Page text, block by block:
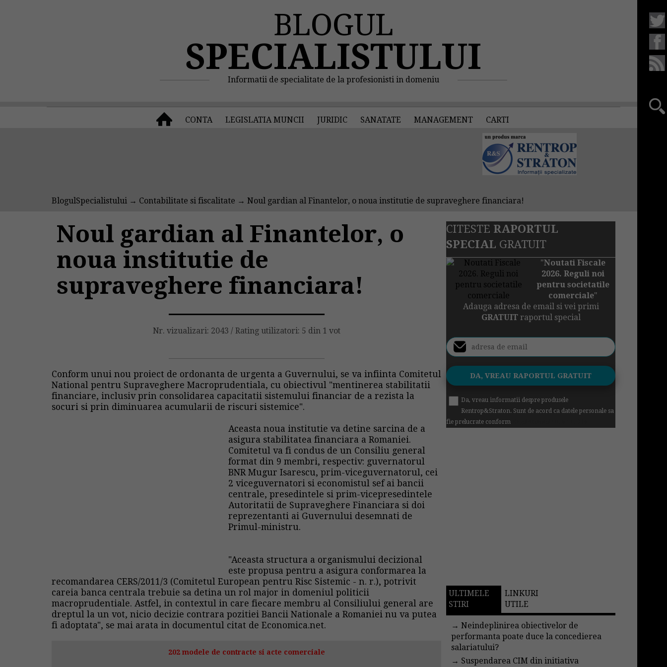
BLOGUL
SPECIALISTULUI
Informatii de specialitate de la profesionisti in domeniu
CONTA LEGISLATIA MUNCII JURIDIC SANATATE MANAGEMENT CARTI
BlogulSpecialistului → Contabilitate si fiscalitate → Noul gardian al Finantelor, o noua institutie de supraveghere financiara!
Noul gardian al Finantelor, o
noua institutie de
supraveghere financiara!
Nr. vizualizari: 2043 / Rating utilizatori: 5 din 1 vot
Conform unui nou proiect de ordonanta de urgenta a Guvernului, se va infiinta Comitetul
National pentru Supraveghere Macroprudentiala, cu obiectivul "mentinerea stabilitatii
financiare, inclusiv prin consolidarea capacitatii sistemului financiar de a rezista la
socuri si prin diminuarea acumularii de riscuri sistemice".
Aceasta noua institutie va detine sarcina de a
asigura stabilitatea financiara a Romaniei.
Comitetul va fi condus de un Consiliu general
format din 9 membri, respectiv: guvernatorul
BNR Mugur Isarescu, prim-viceguvernatorul, cei
2 viceguvernatori si economistul sef ai bancii
centrale, presedintele si prim-vicepresedintele
Autoritatii de Supraveghere Financiara si doi
reprezentanti ai Guvernului desemnati de
Primul-ministru.
"Aceasta structura a organismului decizional
este propusa pentru a asigura conformarea la
recomandarea CERS/2011/3 (Comitetul European pentru Risc Sistemic - n. r.), potrivit
careia banca centrala trebuie sa detina un rol major in domeniul politicii
macroprudentiale. Astfel, in contextul in care fiecare membru al Consiliului general are
dreptul la un vot, nicio decizie contrara pozitiei Bancii Nationale a Romaniei nu va putea
fi adoptata", se mai arata in documentul citat de Economica.net.
202 modele de contracte si acte comerciale
CITESTE RAPORTUL
SPECIAL GRATUIT
"Noutati Fiscale
2026. Reguli noi
pentru societatile
comerciale"
Adauga adresa de email si vei primi
GRATUITraportul special
Da, vreau informatii despre produsele
Rentrop&Straton. Sunt de acord ca datele personale sa
fie prelucrate conform
ULTIMELE
STIRI
LINKURI
UTILE
→Neindeplinirea obiectivelor de
performanta poate duce la concedierea
salariatului?
→ Suspendarea CIM din initiativa